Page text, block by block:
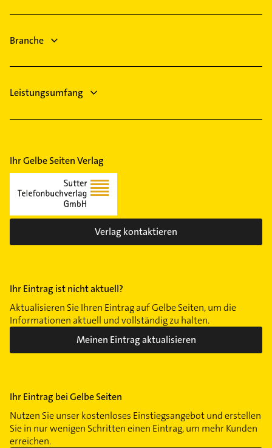
Essen
Fenster
Branche
Leistungsumfang
Ihr Gelbe Seiten Verlag
Verlag kontaktieren
Ihr Eintrag ist nicht aktuell?
Aktualisieren Sie Ihren Eintrag auf Gelbe Seiten, um die
Informationen aktuell und vollständig zu halten.
Meinen Eintrag aktualisieren
Ihr Eintrag bei Gelbe Seiten
Nutzen Sie unser kostenloses Einstiegsangebot und erstellen
Sie in nur wenigen Schritten einen Eintrag, um mehr Kunden
erreichen.